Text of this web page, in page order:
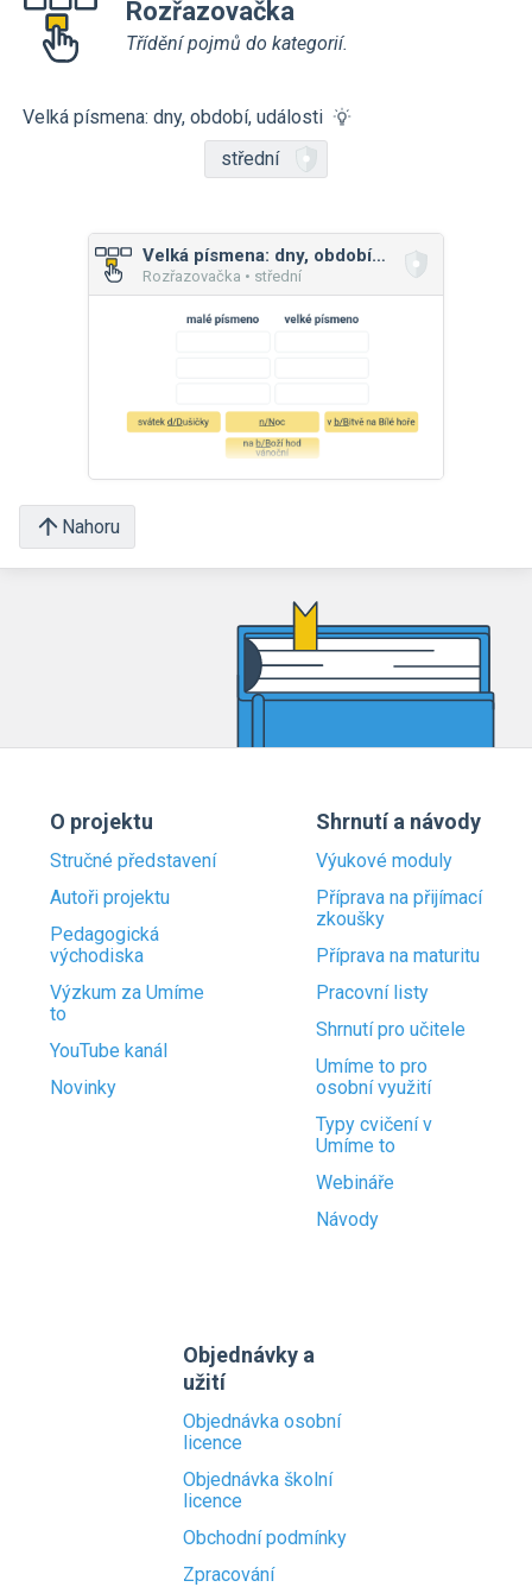
Rozřazovačka
Třídění pojmů do kategorií.
Velká písmena: dny, období, události
střední
Velká písmena: dny, období, události
Rozřazovačka • střední
Nahoru
O projektu
Stručné představení
Autoři projektu
Pedagogická
východiska
Výzkum za Umíme
to
YouTube kanál
Novinky
Shrnutí a návody
Výukové moduly
Příprava na přijímací
zkoušky
Příprava na maturitu
Pracovní listy
Shrnutí pro učitele
Umíme to pro
osobní využití
Typy cvičení v
Umíme to
Webináře
Návody
Objednávky a
užití
Objednávka osobní
licence
Objednávka školní
licence
Obchodní podmínky
Zpracování